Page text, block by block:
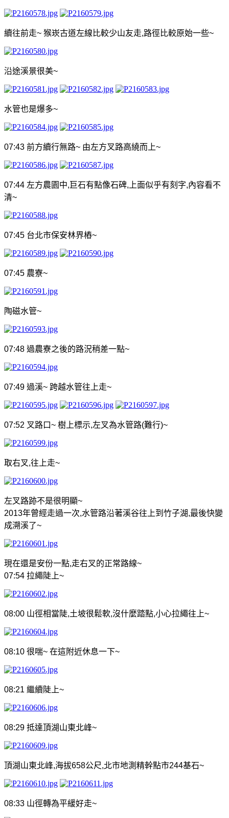
續往前走~ 猴崁古道左線比較少山友走,路徑比較原始一些~
沿途溪景很美~
水管也是爆多~
07:43 前方續行無路~ 由左方叉路高繞而上~
07:44 左方農園中,巨石有點像石碑, 上面似乎有刻字,內容看不
清~
07:45 台北市保安林界樁~
07:45 農寮~
陶磁水管~
07:48 過農寮之後的路況稍差一點~
07:49 過溪~ 跨越水管往上走~
07:52 叉路口~ 樹上標示,左叉為水管路(難行)~
取右叉,往上走~
左叉路跡不是很明顯~
2013年曾經走過一次,水管路沿著溪谷往上到竹子湖,最後快變
成溯溪了~
現在還是安份一點,走右叉的正常路線~
07:54 拉繩陡上~
08:00 山徑相當陡,土坡很鬆軟,沒什麼踏點,小心拉繩往上~
08:10 很喘~ 在這附近休息一下~
08:21 繼續陡上~
08:29 抵達頂湖山東北峰~
頂湖山東北峰,海拔658公尺,北市地測精幹點市244基石~
08:33 山徑轉為平緩好走~